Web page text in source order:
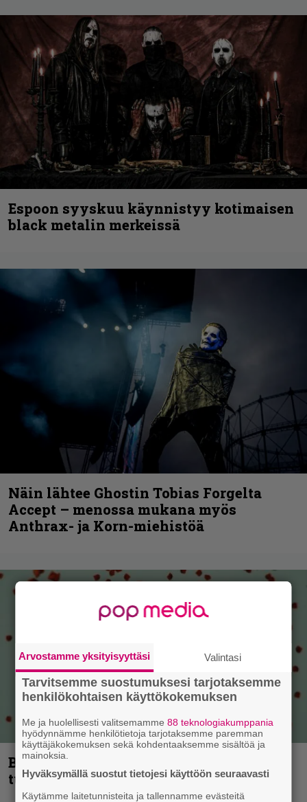
Espoon syyskuu käynnistyy kotimaisen
black metalin merkeissä
Näin lähtee Ghostin Tobias Forgelta
Accept – menossa mukana myös
Anthrax- ja Korn-miehistöä
Blind Channel palaa rytinällä –
tuplasingle videoineen julki
Arvostamme yksityisyyttäsi Valintasi
Tarvitsemme suostumuksesi tarjotaksemme
henkilökohtaisen käyttökokemuksen
Me ja huolellisesti valitsemamme88 teknologiakumppania
hyödynnämme henkilötietoja tarjotaksemme paremman
käyttäjäkokemuksen sekä kohdentaaksemme sisältöä ja
mainoksia.
Hyväksymällä suostut tietojesi käyttöön seuraavasti
Käytämme laitetunnisteita ja tallennamme evästeitä